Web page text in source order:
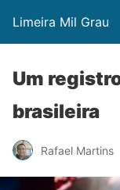
Limeira Mil Grau
Um
brasileira
Rafael Martins